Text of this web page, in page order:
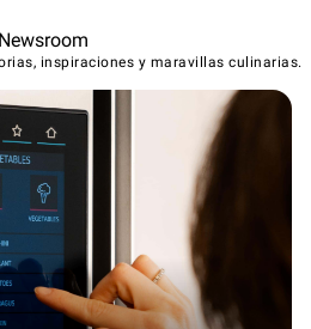
Newsroom
inspiraciones y maravillas culinarias.